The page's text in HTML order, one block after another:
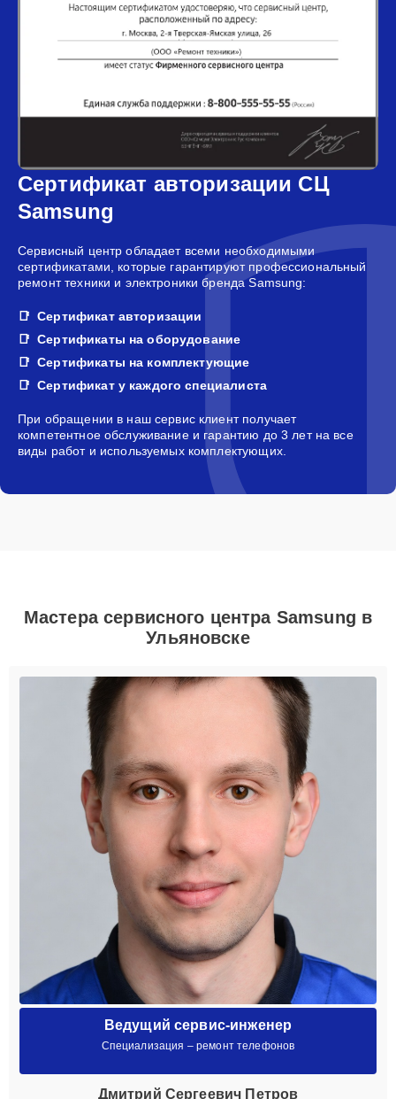
Сертификат авторизации СЦ
Samsung
Сервисный центр обладает всеми необходимыми
сертификатами, которые гарантируют профессиональный
ремонт техники и электроники бренда Samsung:
Сертификат авторизации
Сертификаты на оборудование
Сертификаты на комплектующие
Сертификат у каждого специалиста
При обращении в наш сервис клиент получает
компетентное обслуживание и гарантию до 3 лет на все
виды работ и используемых комплектующих.
Мастера сервисного центра Samsung в
Ульяновске
Ведущий сервис-инженер
Специализация – ремонт телефонов
Дмитрий Сергеевич Петров